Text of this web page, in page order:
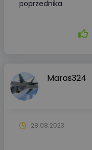
poprzednika
Maras324
28.08.2023